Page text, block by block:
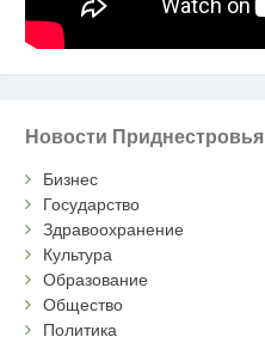
Новости Приднестровья
Бизнес
Государство
Здравоохранение
Культура
Образование
Общество
Политика